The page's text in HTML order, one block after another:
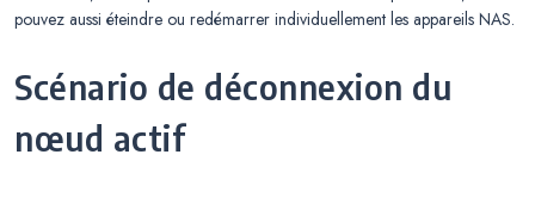
pouvez aussi éteindre ou redémarrer individuellement les appareils NAS.
Scénario de déconnexion du
nœud actif